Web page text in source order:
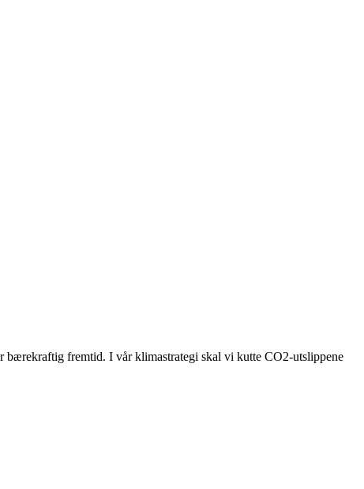
bærekraftig fremtid. I vår klimastrategi skal vi kutte CO2-utslippene